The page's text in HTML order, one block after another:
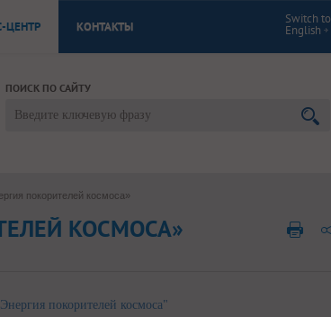
ЦЕНТР КОНТАКТЫ
Switch to
English
ПОИСК ПО САЙТУ
покорителей космоса»
КОСМОСА»
покорителей космоса"